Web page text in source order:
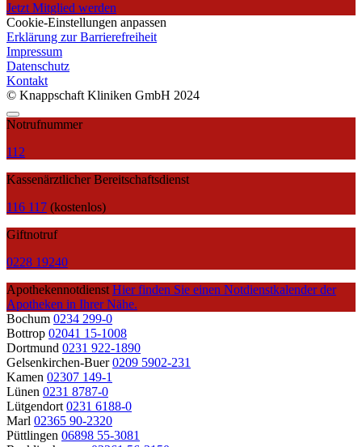
Jetzt Mitglied werden
Cookie-Einstellungen anpassen
Erklärung zur Barrierefreiheit
Impressum
Datenschutz
Kontakt
© Knappschaft Kliniken GmbH 2024
Notrufnummer
112
Kassenärztlicher Bereitschaftsdienst
116 117 (kostenlos)
Giftnotruf
0228 19240
Apothekennotdienst Hier finden Sie einen Notdienstkalender der
Apotheken in Ihrer Nähe.
Bochum 0234 299-0
Bottrop 02041 15-1008
Dortmund 0231 922-1890
Gelsenkirchen-Buer 0209 5902-231
Kamen 02307 149-1
Lünen 0231 8787-0
Lütgendort 0231 6188-0
Marl 02365 90-2320
Püttlingen 06898 55-3081